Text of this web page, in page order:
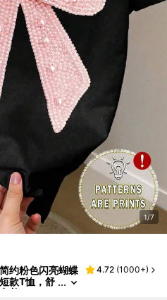
1/7
约粉色闪亮蝴蝶
款T恤，舒
着。
4.72 (1000+)